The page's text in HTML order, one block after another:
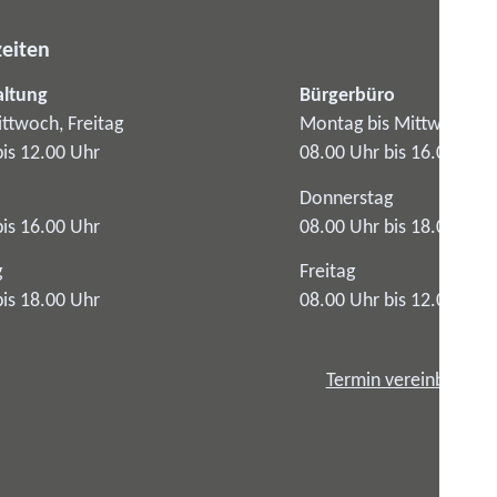
Freitag
12.00 Uhr
16.00 Uhr
18.00 Uhr
Bürgerbüro
Montag bis Mittwoch
08.00 Uhr bis 16.00 Uhr
Donnerstag
08.00 Uhr bis 18.00 Uhr
Freitag
08.00 Uhr bis 12.00 Uhr
Termin vereinbaren